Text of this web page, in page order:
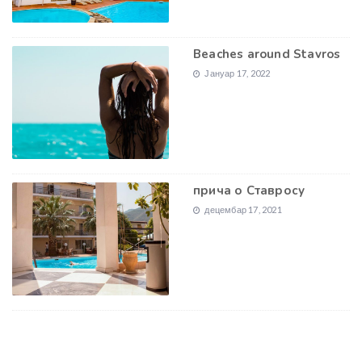
Beaches around Stavros
Јануар 17, 2022
прича о Ставросу
децембар 17, 2021